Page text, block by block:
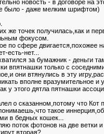
новость - в договоре на
было - даже мелким шрифтом)
же точек получилась,как и
фокусом.
по сфере двигается,похожее
есть-нет...
за бумажник - деньги
впятнашки только с
они втянулись в эту
вполне вразумительное и
у этого дятла пятнашки
о сказанном,потому что Кот
такое
в бедных кошек...
поток фотонов на две ветки
вторая?